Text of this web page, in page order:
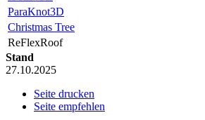
ParaKnot3D
Christmas Tree
ReFlexRoof
Stand
27.10.2025
Seite drucken
Seite empfehlen